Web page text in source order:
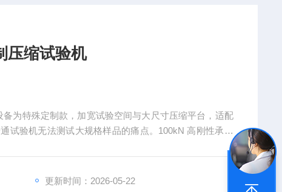
压缩试验机
为特殊定制款，加宽试验空间与大尺寸压缩平台，适配
试验机无法测试大规格样品的痛点。100kN 高刚性承载
定输出 100kN 试验力，满足高强度、大载荷压缩测试需
更新时间：2026-05-22